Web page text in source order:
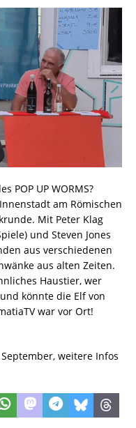
POP UP WORMS?
am Römischen
Mit Peter Klag
und Steven Jones
aus verschiedenen
aus alten Zeiten.
Haustier, wer
könnte die Elf von
war vor Ort!
weitere Infos